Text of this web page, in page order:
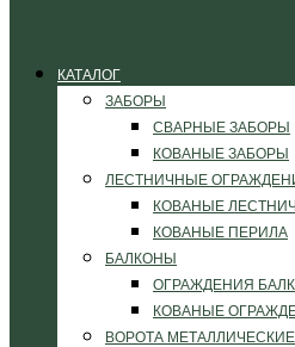
КАТАЛОГ
ЗАБОРЫ
СВАРНЫЕ ЗАБОРЫ
КОВАНЫЕ ЗАБОРЫ
ЛЕСТНИЧНЫЕ
КОВАНЫЕ
КОВАНЫЕ ПЕРИЛА
БАЛКОНЫ
ОГРАЖДЕНИЯ
КОВАНЫЕ
ВОРОТА МЕТАЛЛИЧЕСКИЕ